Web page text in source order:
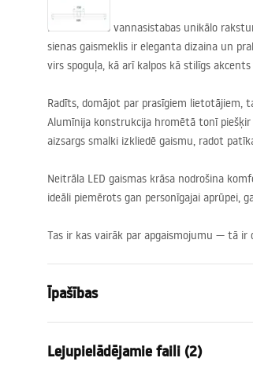
Izceliet savas vannasistabas unikālo
sienas gaismeklis ir eleganta dizaina un
virs spoguļa, kā arī kalpos kā stilīgs
Radīts, domājot par prasīgiem
Alumīnija konstrukcija hromētā tonī
aizsargs smalki izkliedē gaismu, radot
Neitrāla LED gaismas krāsa nodrošina
ideāli piemērots gan personīgajai aprūpei,
Tas ir kas vairāk par apgaismojumu — tā ir
Īpašības
Lampas veids
Lejupielādējamie faili (2)